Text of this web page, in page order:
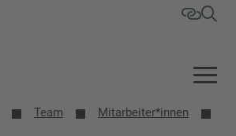
Team
Mitarbeiter*innen